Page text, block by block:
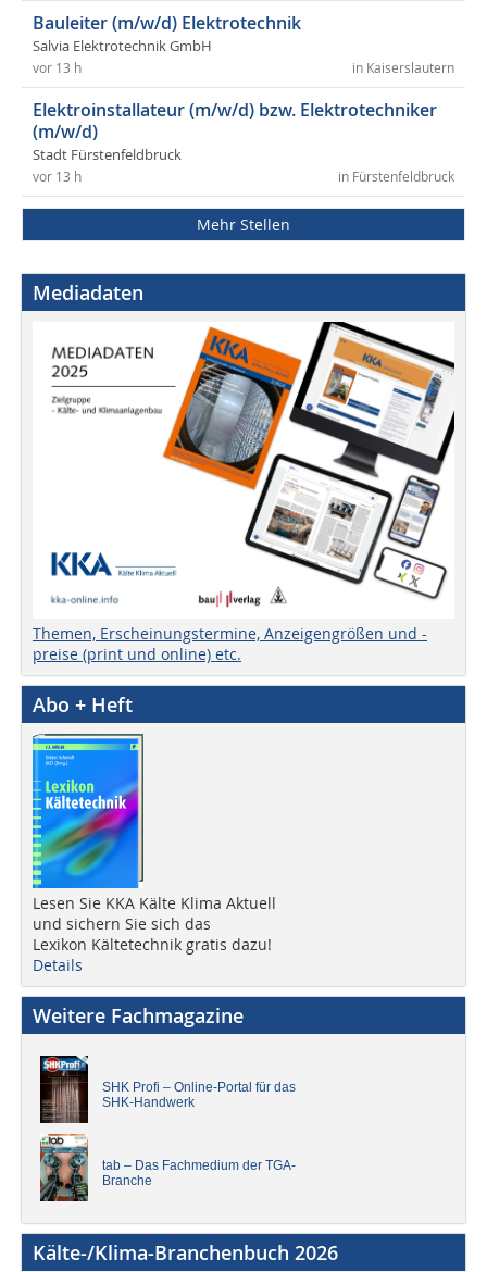
Bauleiter (m/w/d) Elektrotechnik
Salvia Elektrotechnik GmbH
in Kaiserslautern
vor 13 h
Elektroinstallateur (m/w/d) bzw. Elektrotechniker
(m/w/d)
Stadt Fürstenfeldbruck
in Fürstenfeldbruck
vor 13 h
Mehr Stellen
Mediadaten
Themen, Erscheinungstermine, Anzeigengrößen und -
preise (print und online) etc.
Abo + Heft
Lesen Sie KKA Kälte Klima Aktuell
und sichern Sie sich das
Lexikon Kältetechnik gratis dazu!
Details
Weitere Fachmagazine
SHK Profi – Online-Portal für das
SHK-Handwerk
tab – Das Fachmedium der TGA-
Branche
Kälte-/Klima-Branchenbuch 2026